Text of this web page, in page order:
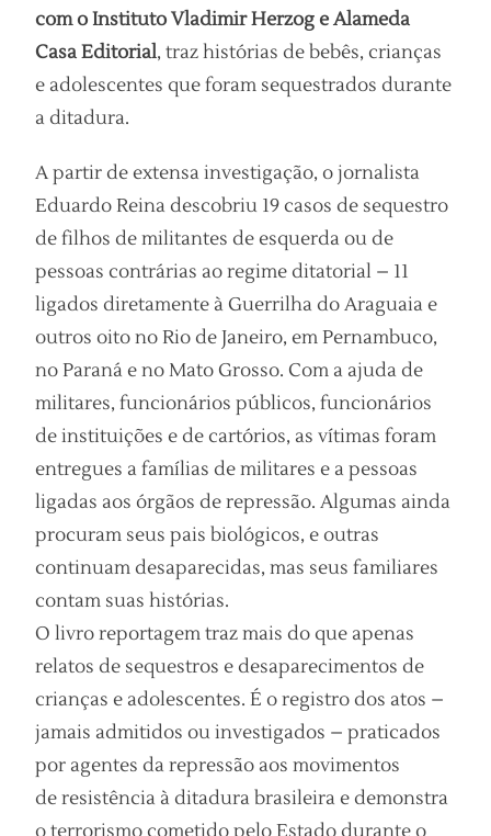
com o Instituto Vladimir Herzog e Alameda
Casa Editorial, traz histórias de bebês, crianças
e adolescentes que foram sequestrados durante
a ditadura.
A partir de extensa investigação, o jornalista
Eduardo Reina descobriu 19 casos de sequestro
de filhos de militantes de esquerda ou de
pessoas contrárias ao regime ditatorial – 11
ligados diretamente à Guerrilha do Araguaia e
outros oito no Rio de Janeiro, em Pernambuco,
no Paraná e no Mato Grosso. Com a ajuda de
militares, funcionários públicos, funcionários
de instituições e de cartórios, as vítimas foram
entregues a famílias de militares e a pessoas
ligadas aos órgãos de repressão. Algumas ainda
procuram seus pais biológicos, e outras
continuam desaparecidas, mas seus familiares
contam suas histórias.
O livro reportagem traz mais do que apenas
relatos de sequestros e desaparecimentos de
crianças e adolescentes. É o registro dos atos –
jamais admitidos ou investigados – praticados
por agentes da repressão aos movimentos
de resistência à ditadura brasileira e demonstra